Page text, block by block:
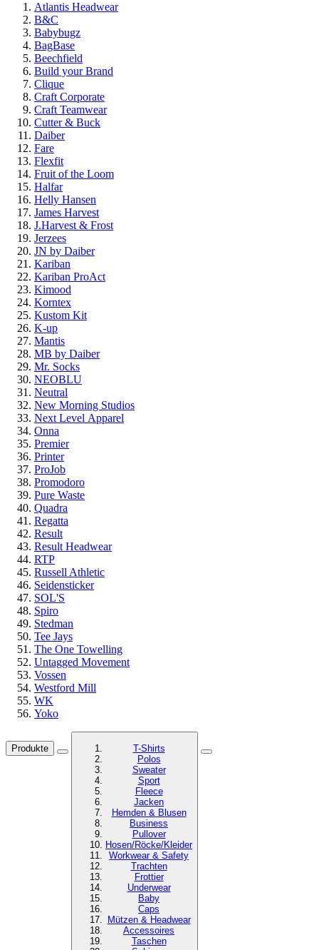
Atlantis Headwear
B&C
Babybugz
BagBase
Beechfield
Build your Brand
Clique
Craft Corporate
Craft Teamwear
Cutter & Buck
Daiber
Fare
Flexfit
Fruit of the Loom
Halfar
Helly Hansen
James Harvest
J.Harvest & Frost
Jerzees
JN by Daiber
Kariban
Kariban ProAct
Kimood
Korntex
Kustom Kit
K-up
Mantis
MB by Daiber
Mr. Socks
NEOBLU
Neutral
New Morning Studios
Next Level Apparel
Onna
Premier
Printer
ProJob
Promodoro
Pure Waste
Quadra
Regatta
Result
Result Headwear
RTP
Russell Athletic
Seidensticker
SOL'S
Spiro
Stedman
Tee Jays
The One Towelling
Untagged Movement
Vossen
Westford Mill
WK
Yoko
Produkte
T-Shirts
Polos
Sweater
Sport
Fleece
Jacken
Hemden & Blusen
Business
Pullover
Hosen/Röcke/Kleider
Workwear & Safety
Trachten
Frottier
Underwear
Baby
Caps
Mützen & Headwear
Accessoires
Taschen